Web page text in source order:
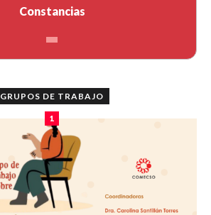
Constancias
GRUPOS DE TRABAJO
1